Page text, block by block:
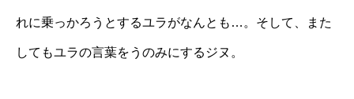
れに乗っかろうとするユラがなんとも…。そして、また
してもユラの言葉をうのみにするジヌ。